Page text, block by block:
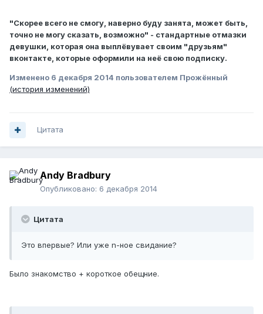
"Скорее всего не смогу, наверно буду занята, может быть,
точно не могу сказать, возможно" - стандартные отмазки
девушки, которая она выплёвувает своим "друзьям"
вконтакте, которые оформили на неё свою подписку.
Изменено 6 декабря 2014 пользователем Прожённый
(история изменений)
Цитата
Andy Bradbury
Опубликовано: 6 декабря 2014
Цитата
Это впервые? Или уже n-ное свидание?
Было знакомство + короткое обещние.